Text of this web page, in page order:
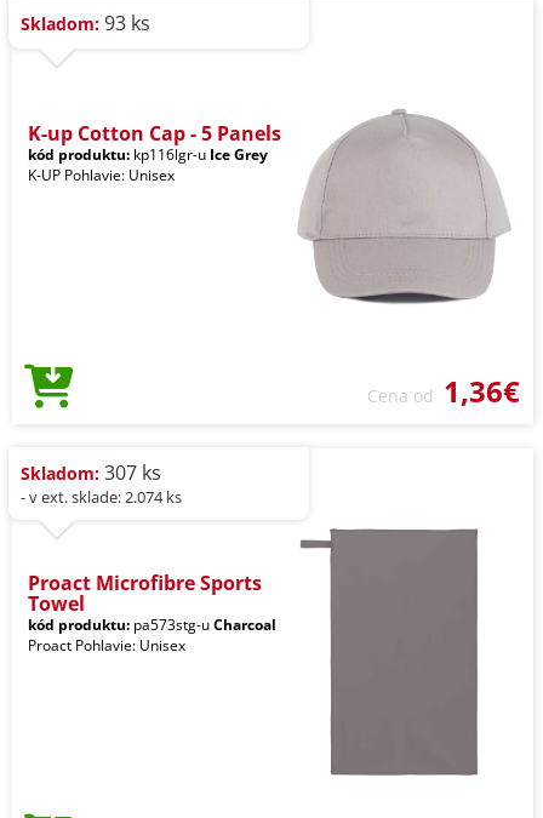
Skladom: 93 ks
K-up Cotton Cap - 5 Panels
kód produktu: kp116lgr-u Ice Grey
K-UP Pohlavie: Unisex
Cena od 1,36€
Skladom: 307 ks
- v ext. sklade: 2.074 ks
Proact Microfibre Sports
Towel
kód produktu: pa573stg-uCharcoal
Proact Pohlavie: Unisex